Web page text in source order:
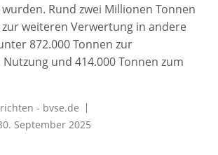
Rund zwei Millionen Tonnen
weiteren Verwertung in andere
872.000 Tonnen zur
und 414.000 Tonnen zum
- bvse.de
September 2025